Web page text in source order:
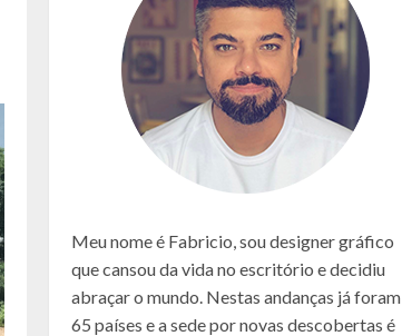
Meu nome é Fabricio, sou designer gráfico
que cansou da vida no escritório e decidiu
abraçar o mundo. Nestas andanças já foram
65 países e a sede por novas descobertas é